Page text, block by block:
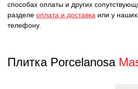
способах оплаты и других
разделе оплата и доставка или у
телефону.
Плитка Porcelanosa